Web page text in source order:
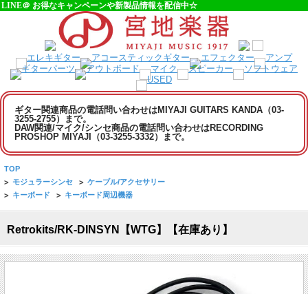
LINE＠ お得なキャンペーンや新製品情報を配信中☆
ギター関連商品の電話問い合わせはMIYAJI GUITARS KANDA（03-
3255-2755）まで。
DAW関連/マイク/シンセ商品の電話問い合わせはRECORDING
PROSHOP MIYAJI（03-3255-3332）まで。
TOP
> モジュラーシンセ > ケーブル/アクセサリー
> キーボード > キーボード周辺機器
Retrokits/RK-DINSYN【WTG】【在庫あり】